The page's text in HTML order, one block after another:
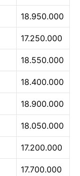
18.950.000
17.250.000
18.550.000
18.400.000
18.900.000
18.050.000
17.200.000
17.700.000